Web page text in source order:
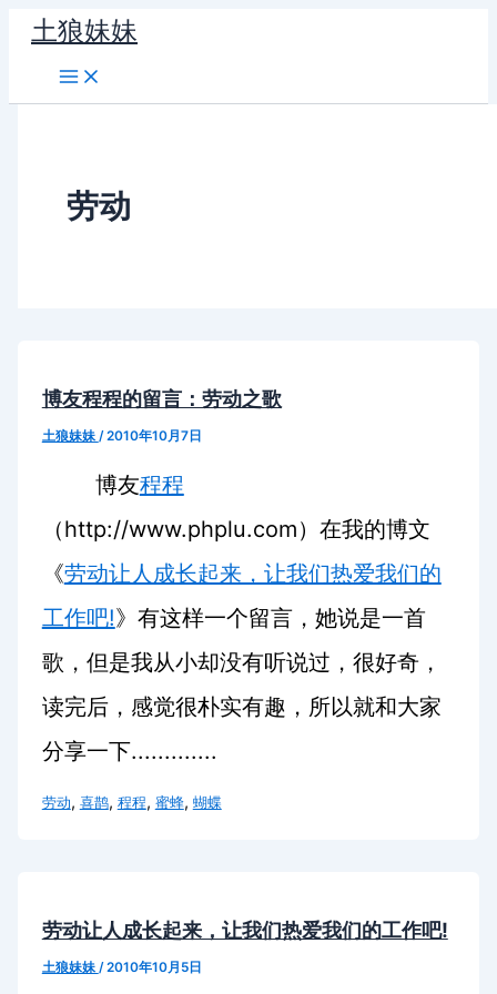
容
土狼妹妹
劳动
博友程程的留言：劳动之歌
土狼妹妹 /2010年10月7日
博友程程
（http://www.phplu.com）在我的博文
《劳动让人成长起来，让我们热爱我们的
工作吧!》有这样一个留言，她说是一首
歌，但是我从小却没有听说过，很好奇，
读完后，感觉很朴实有趣，所以就和大家
分享一下.............
劳动, 喜鹊, 程程, 蜜蜂, 蝴蝶
劳动让人成长起来，让我们热爱我们的工作吧!
土狼妹妹 /2010年10月5日